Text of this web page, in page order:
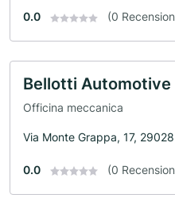
0.0 (0
Bellotti Automotive
Officina meccanica
Via Monte Grappa, 17,
0.0 (0